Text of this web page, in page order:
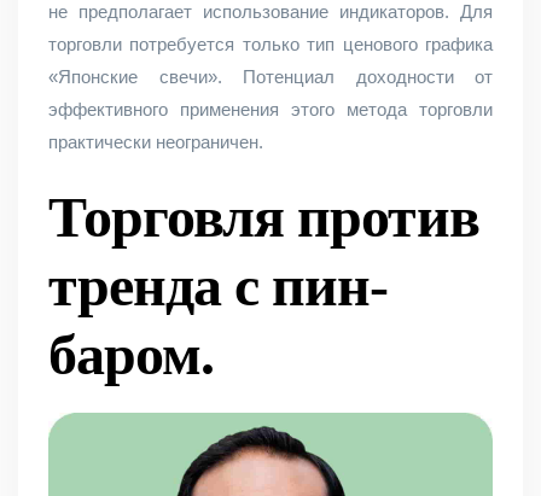
не предполагает использование индикаторов. Для
торговли потребуется только тип ценового графика
«Японские свечи». Потенциал доходности от
эффективного применения этого метода торговли
практически неограничен.
Торговля против
тренда с пин-
баром.